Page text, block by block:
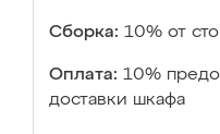
Сборка: 10% от
Оплата: 10%
доставки шкафа